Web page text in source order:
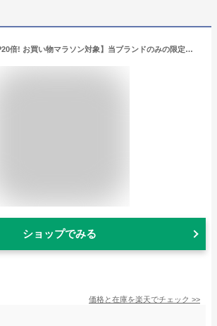
【4/24~4/27 P20倍! お買い物マラソン対象】当ブランドのみの限定入荷ギフトに最適な希少な赤ワイン ■ ラニスター マクラーレン・ヴェール オールドヴァイン メルロー 赤ワイン 15.5% 辛口 フルボディ オーストラリアワイン 750ml ボトル単品.
ショップでみる
価格と在庫を楽天でチェック >>